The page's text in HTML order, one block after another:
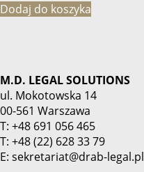
Dodaj do koszyka
M.D. LEGAL SOLUTIONS
ul. Mokotowska 14
00-561 Warszawa
T: +48 691 056 465
T: +48 (22) 628 33 79
E: sekretariat@drab-legal.pl